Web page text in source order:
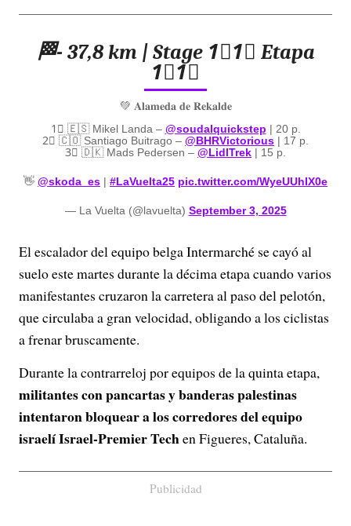
🏁- 37,8 km | Stage 1⃣1⃣ Etapa
1⃣1⃣
💚 𝐀𝐥𝐚𝐦𝐞𝐝𝐚 𝐝𝐞 𝐑𝐞𝐤𝐚𝐥𝐝𝐞
1⃣ 🇪🇸 Mikel Landa – @soudalquickstep | 20 p.
2⃣ 🇨🇴 Santiago Buitrago – @BHRVictorious | 17 p.
3⃣ 🇩🇰 Mads Pedersen – @LidlTrek | 15 p.
👋@skoda_es | #LaVuelta25 pic.twitter.com/WyeUUhIX0e
— La Vuelta (@lavuelta) September 3, 2025
El escalador del equipo belga Intermarché se cayó al
suelo este martes durante la décima etapa cuando varios
manifestantes cruzaron la carretera al paso del pelotón,
que circulaba a gran velocidad, obligando a los ciclistas
a frenar bruscamente.
Durante la contrarreloj por equipos de la quinta etapa,
militantes con pancartas y banderas palestinas
intentaron bloquear a los corredores del equipo
israelí Israel-Premier Techen Figueres, Cataluña.
Publicidad